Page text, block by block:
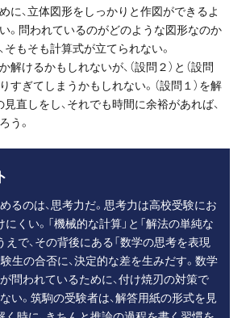
に、立体図形をしっかりと作図ができるよ
。問われているのがどのような図形なのか
そもそも計算式が立てられない。
解けるかもしれないが、（設問２）と（設問
りすぎてしまうかもしれない。（設問１）を解
見直しをし、それでも時間に余裕があれば、
う。
るのは、思考力だ。思考力は高校受験にお
にくい。「機械的な計算」と「解法の単純な
えで、その背後にある「数学の思考を表現
験生の合否に、決定的な差を生みだす。数学
問われているために、付け焼刃の対策で
い。筑駒の受験者は、解答用紙の形式を見